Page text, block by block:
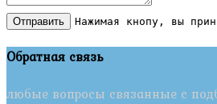
Отправить Нажимая кнопу, вы
Обратная связь
любые вопросы связанные с